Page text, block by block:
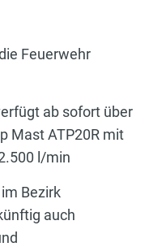
Feuerwehr
ab sofort über
Mast ATP20R mit
l/min
Bezirk
auch